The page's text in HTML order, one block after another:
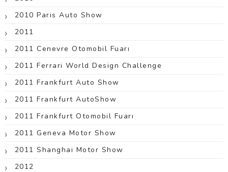
2010 Paris Auto Show
2011
2011 Cenevre Otomobil Fuarı
2011 Ferrari World Design Challenge
2011 Frankfurt Auto Show
2011 Frankfurt AutoShow
2011 Frankfurt Otomobil Fuarı
2011 Geneva Motor Show
2011 Shanghai Motor Show
2012